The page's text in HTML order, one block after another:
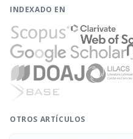
INDEXADO EN
OTROS ARTÍCULOS